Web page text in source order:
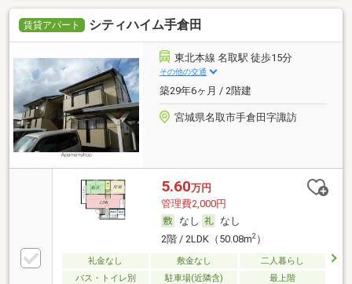
賃貸アパート シティハイム手倉田
東北本線 名取駅 徒歩15分
その他の交通
築29年6ヶ月 / 2階建
宮城県名取市手倉田字諏訪
5.60万円
管理費2,000円
なし
なし
2階 / 2LDK（50.08m2）
礼金なし 敷金なし
二人暮らし
バス・トイレ別
駐車場(近隣含) 最上階